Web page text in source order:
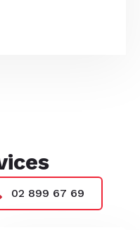
02 899 67 69